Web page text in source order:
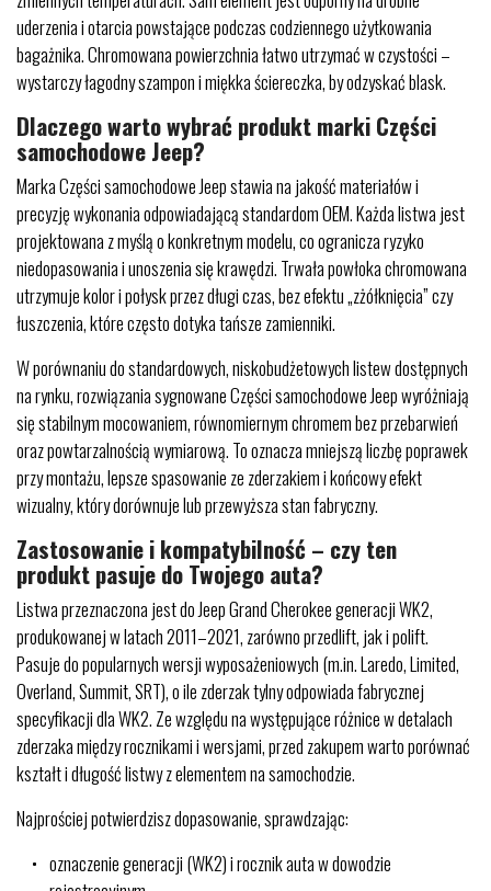
uderzenia i otarcia powstające podczas codziennego użytkowania
bagażnika. Chromowana powierzchnia łatwo utrzymać w czystości –
wystarczy łagodny szampon i miękka ściereczka, by odzyskać blask.
Dlaczego warto wybrać produkt marki Części
samochodowe Jeep?
Marka Części samochodowe Jeep stawia na jakość materiałów i
precyzję wykonania odpowiadającą standardom OEM. Każda listwa jest
projektowana z myślą o konkretnym modelu, co ogranicza ryzyko
niedopasowania i unoszenia się krawędzi. Trwała powłoka chromowana
utrzymuje kolor i połysk przez długi czas, bez efektu „zżółknięcia” czy
łuszczenia, które często dotyka tańsze zamienniki.
W porównaniu do standardowych, niskobudżetowych listew dostępnych
na rynku, rozwiązania sygnowane Części samochodowe Jeep wyróżniają
się stabilnym mocowaniem, równomiernym chromem bez przebarwień
oraz powtarzalnością wymiarową. To oznacza mniejszą liczbę poprawek
przy montażu, lepsze spasowanie ze zderzakiem i końcowy efekt
wizualny, który dorównuje lub przewyższa stan fabryczny.
Zastosowanie i kompatybilność – czy ten
produkt pasuje do Twojego auta?
Listwa przeznaczona jest do Jeep Grand Cherokee generacji WK2,
produkowanej w latach 2011–2021, zarówno przedlift, jak i polift.
Pasuje do popularnych wersji wyposażeniowych (m.in. Laredo, Limited,
Overland, Summit, SRT), o ile zderzak tylny odpowiada fabrycznej
specyfikacji dla WK2. Ze względu na występujące różnice w detalach
zderzaka między rocznikami i wersjami, przed zakupem warto porównać
kształt i długość listwy z elementem na samochodzie.
Najprościej potwierdzisz dopasowanie, sprawdzając:
oznaczenie generacji (WK2) i rocznik auta w dowodzie